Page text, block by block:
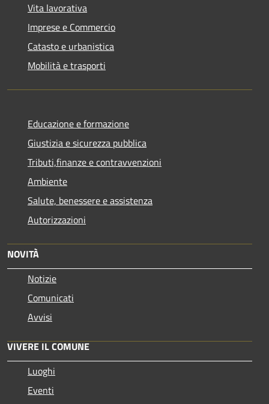
Vita lavorativa
Imprese e Commercio
Catasto e urbanistica
Mobilità e trasporti
Educazione e formazione
Giustizia e sicurezza pubblica
Tributi,finanze e contravvenzioni
Ambiente
Salute, benessere e assistenza
Autorizzazioni
NOVITÀ
Notizie
Comunicati
Avvisi
VIVERE IL COMUNE
Luoghi
Eventi